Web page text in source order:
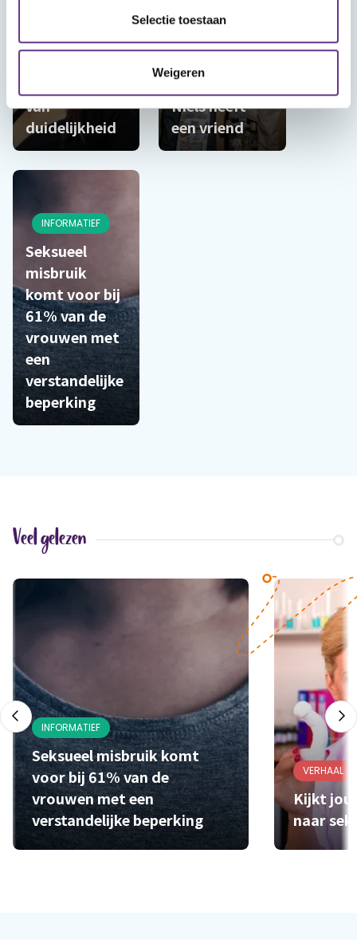
Selectie toestaan
Weigeren
van
duidelijkheid
VIDEO
Niels heeft
een vriend
INFORMATIEF
Seksueel
misbruik
komt voor bij
61% van de
vrouwen met
een
verstandelijke
beperking
Veel gelezen
INFORMATIEF
Seksueel misbruik komt
voor bij 61% van de
vrouwen met een
verstandelijke beperking
VERHAAL
Kijkt
naar